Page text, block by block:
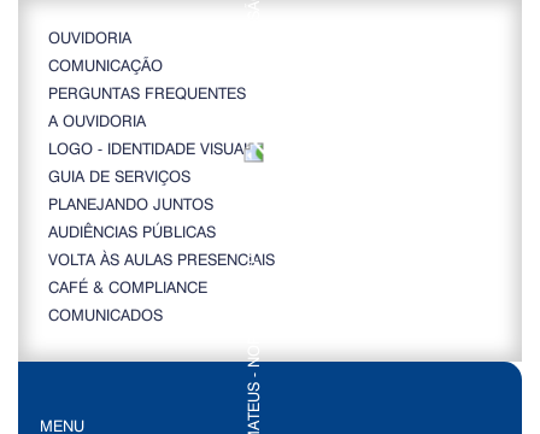
OUVIDORIA
COMUNICAÇÃO
PERGUNTAS FREQUENTES
A OUVIDORIA
LOGO - IDENTIDADE VISUAL
GUIA DE SERVIÇOS
PLANEJANDO JUNTOS
AUDIÊNCIAS PÚBLICAS
VOLTA ÀS AULAS PRESENCIAIS
CAFÉ & COMPLIANCE
COMUNICADOS
MENU